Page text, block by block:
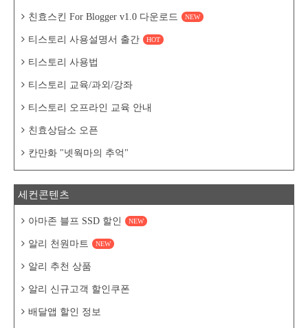
친효스킨 For Blogger v1.0 다운로드 NEW
티스토리 사용설명서 출간 HOT
티스토리 사용법
티스토리 교육/과외/강좌
티스토리 오프라인 교육 안내
친효상담소 오픈
칸만화 "넷웍마의 추억"
세컨콘텐츠
아마존 블프 SSD 할인 NEW
알리 천원마트 NEW
알리 추천 상품
알리 신규고객 할인쿠폰
배달앱 할인 정보